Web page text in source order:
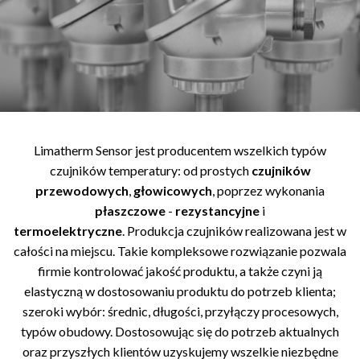
Limatherm Sensor jest producentem wszelkich typów
czujników temperatury: od prostych czujników
przewodowych głowicowych , poprzez wykonania
płaszczowe - rezystancyjne i
termoelektryczne . Produkcja czujników realizowana jest w
całości na miejscu. Takie kompleksowe rozwiązanie pozwala
firmie kontrolować jakość produktu, a także czyni ją
elastyczną w dostosowaniu produktu do potrzeb klienta;
szeroki wybór: średnic, długości, przyłączy procesowych,
typów obudowy. Dostosowując się do potrzeb aktualnych
oraz przyszłych klientów uzyskujemy wszelkie niezbędne